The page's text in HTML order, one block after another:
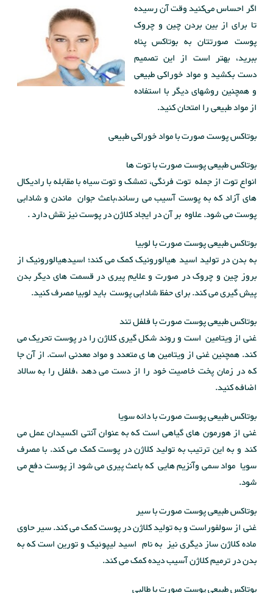
اگر احساس می‌کنید وقت آن رسیده
تا برای از بین بردن چین و چروک
پوست صورتتان به بوتاکس پناه
ببرید، بهتر است از این تصمیم
دست بکشید و مواد خوراکی طبیعی
و همچنین روشهای دیگر با استفاده
از مواد طبیعی را امتحان کنید.
بوتاکس پوست صورت با مواد خوراکی طبیعی
بوتاکس طبیعی پوست صورت با توت ها
انواع توت از جمله توت فرنگی، تمشک و توت سیاه با مقابله با رادیکال
های آزاد که به پوست آسیب می رساند،باعث جوان ماندن و شادابی
پوست می شود. علاوه بر آن در ایجاد کلاژن در پوست نیز نقش دارد .
بوتاکس طبیعی پوست صورت با لوبیا
به بدن در تولید اسید هیالورونیک کمک می کند؛ اسیدهیالورونیک از
بروز چین و چروک در صورت و علایم پیری در قسمت های دیگر بدن
پیش گیری می کند. برای حفظ شادابی پوست باید لوبیا مصرف کنید.
بوتاکس طبیعی پوست صورت با فلفل تند
غنی از ویتامین است و روند شکل گیری کلاژن را در پوست تحریک می
کند. همچنین غنی از ویتامین ها ی متعدد و مواد معدنی است. از آن جا
که در زمان پخت خاصیت خود را از دست می دهد ،فلفل را به سالاد
اضافه کنید.
بوتاکس طبیعی پوست صورت با دانه سویا
غنی از هورمون های گیاهی است که به عنوان آنتی اکسیدان عمل می
کند و به این ترتیب به تولید کلاژن در پوست کمک می کند. با مصرف
سویا مواد سمی وآنزیم هایی که باعث پیری می شود از پوست دفع می
شود.
بوتاکس طبیعی پوست صورت با سیر
غنی از سولفوراست و به تولید کلاژن در پوست کمک می کند. سیر حاوی
ماده کلاژن ساز دیگری نیز به نام اسید لیپوئیک و تورین است که به
بدن در ترمیم کلاژن آسیب دیده کمک می کند.
بوتاکس طبیعی پوست صورت با طالبی